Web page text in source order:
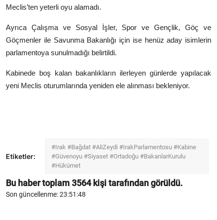
Meclis’ten yeterli oyu alamadı.
Ayrıca Çalışma ve Sosyal İşler, Spor ve Gençlik, Göç ve
Göçmenler ile Savunma Bakanlığı için ise henüz aday isimlerin
parlamentoya sunulmadığı belirtildi.
Kabinede boş kalan bakanlıkların ilerleyen günlerde yapılacak
yeni Meclis oturumlarında yeniden ele alınması bekleniyor.
Etiketler:
#Irak #Bağdat #AliZeydi #IrakParlamentosu #Kabine
#Güvenoyu #Siyaset #Ortadoğu #BakanlarKurulu
#Hükümet
Bu haber toplam3564kişi tarafından görüldü.
Son güncellenme: 23:51:48